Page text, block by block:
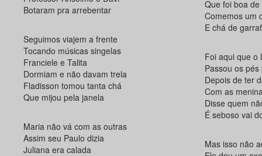
Botaram pra arrebentar
Seguimos viajem a frente
Tocando músicas singelas
Franciele e Talita
Dormiam e não davam trela
Fladisson tomou tanta chá
Que mijou pela janela
Maria não vá com as outras
Assim seu Paulo dizia
Juliana era calada
Que foi boa
Comemos um
E chá de
Foi aqui que o
Passou os
Depois de ter
Com as
Disse quem
É seboso vai
Mas isso não